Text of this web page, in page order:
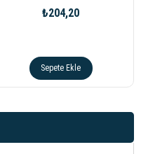
₺204,20
Sepete Ekle